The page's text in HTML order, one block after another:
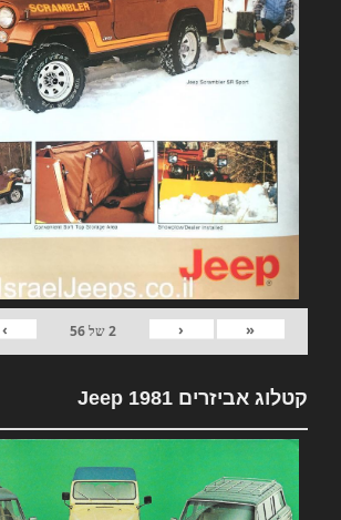
«
‹
2של56
›
קטלוג אביזרים 1981 Jeep